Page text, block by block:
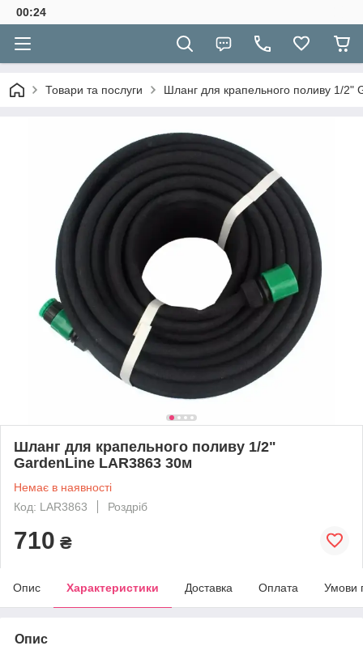
00:24
Товари та послуги Шланг для крапельного поливу 1/2"
Шланг для крапельного поливу 1/2"
GardenLine LAR3863 30м
Немає в наявності
Код: LAR3863
Роздріб
710 ₴
Опис Характеристики Доставка Оплата Умови
Опис